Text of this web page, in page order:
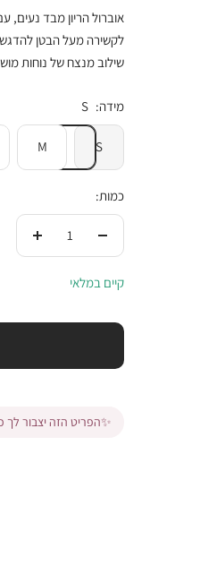
לקשירה מעל הבטן
שילוב מנצח של נוחות
מידה: S
S
M
כמות:
העלי
קיים במלאי
✨הפריט הזה יצבור לך